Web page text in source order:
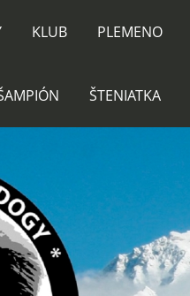
KLUB PLEMENO
ŠTENIATKA